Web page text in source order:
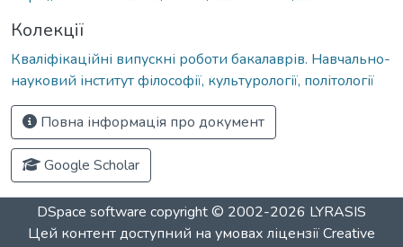
Колекції
Кваліфікаційні випускні роботи бакалаврів. Навчально-
науковий інститут філософії, культурології, політології
Повна інформація про документ
Google Scholar
DSpace software copyright © 2002-2026 LYRASIS
Цей контент доступний на умовах ліцензіїCreative